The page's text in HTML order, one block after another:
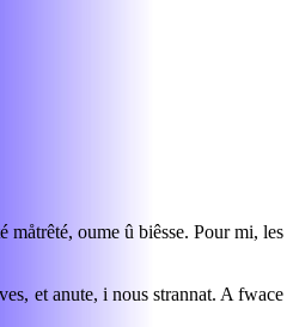
oume û biêsse. Pour mi, les
et anute, i nous strannat. A fwace